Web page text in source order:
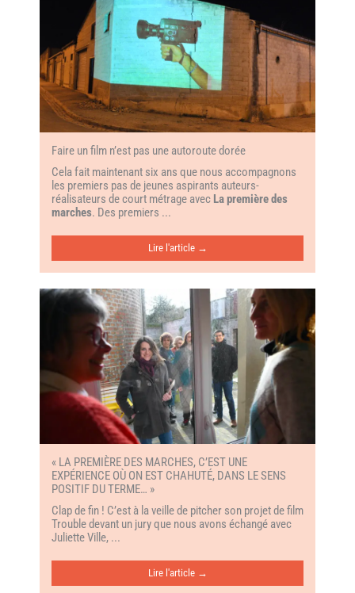
Faire un film n’est pas une autoroute dorée
Cela fait maintenant six ans que nous accompagnons
les premiers pas de jeunes aspirants auteurs-
réalisateurs de court métrage avec La première des
marches. Des premiers ...
Lire l'article →
« LA PREMIÈRE DES MARCHES, C’EST UNE
EXPÉRIENCE OÙ ON EST CHAHUTÉ, DANS LE SENS
POSITIF DU TERME… »
Clap de fin ! C’est à la veille de pitcher son projet de film
Trouble devant un jury que nous avons échangé avec
Juliette Ville, ...
Lire l'article →